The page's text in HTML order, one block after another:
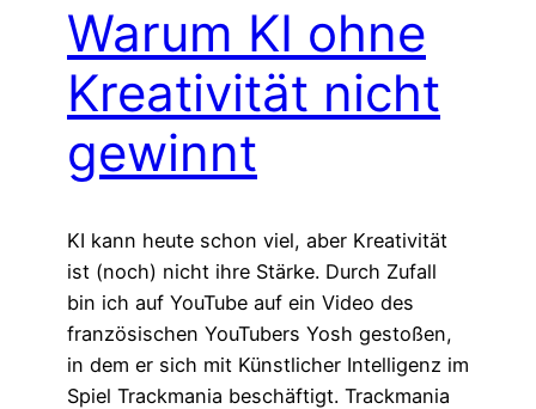
Warum KI ohne
Kreativität nicht
gewinnt
KI kann heute schon viel, aber Kreativität
ist (noch) nicht ihre Stärke. Durch Zufall
bin ich auf YouTube auf ein Video des
französischen YouTubers Yosh gestoßen,
in dem er sich mit Künstlicher Intelligenz im
Spiel Trackmania beschäftigt. Trackmania